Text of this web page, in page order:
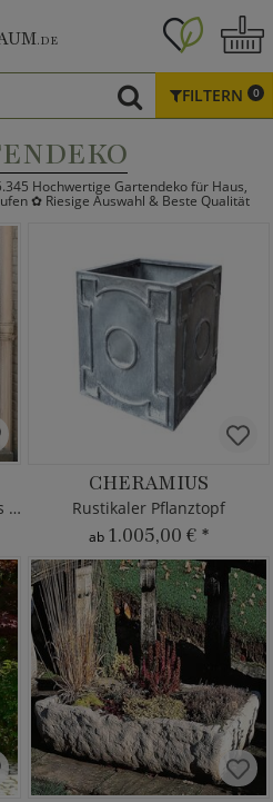
.DE
FILTERN 0
Hochwertige Gartendeko für Haus,
✿ Riesige Auswahl & Beste Qualität
Rustikaler Pflanz Übertopf aus Stahl
CHERAMIUS
Rustikaler Pflanztopf
ab 1.005,00 € *